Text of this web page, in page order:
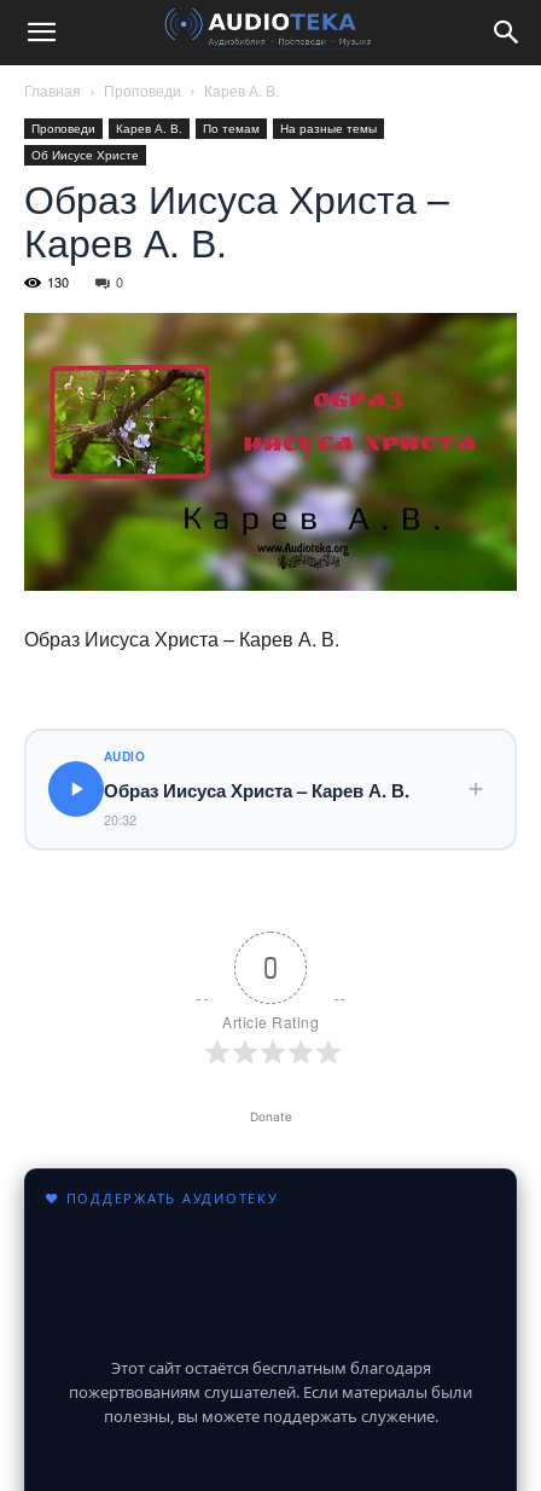
Главная Проповеди Карев А. В.
Проповеди Карев А. В. По темам
На разные темы
Об Иисусе Христе
Образ Иисуса Христа –
Карев А. В.
130 0
Образ Иисуса Христа – Карев А. В.
AUDIO
Образ Иисуса Христа – Карев А. В.
20:32
0
Article Rating
Donate
♥ ПОДДЕРЖАТЬ АУДИОТЕКУ
Этот сайт остаётся бесплатным благодаря
пожертвованиям слушателей. Если материалы были
полезны, вы можете поддержать служение.